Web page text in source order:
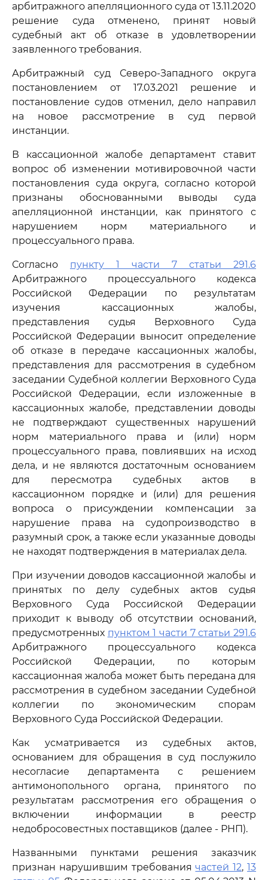
арбитражного апелляционного суда от 13.11.2020
решение суда отменено, принят новый
судебный акт об отказе в удовлетворении
заявленного требования.
Арбитражный суд Северо-Западного округа
постановлением от 17.03.2021 решение и
постановление судов отменил, дело направил
на новое рассмотрение в суд первой
инстанции.
В кассационной жалобе департамент ставит
вопрос об изменении мотивировочной части
постановления суда округа, согласно которой
признаны обоснованными выводы суда
апелляционной инстанции, как принятого с
нарушением норм материального и
процессуального права.
Согласно пункту 1 части 7 статьи 291.6
Арбитражного процессуального кодекса
Российской Федерации по результатам
изучения кассационных жалобы,
представления судья Верховного Суда
Российской Федерации выносит определение
об отказе в передаче кассационных жалобы,
представления для рассмотрения в судебном
заседании Судебной коллегии Верховного Суда
Российской Федерации, если изложенные в
кассационных жалобе, представлении доводы
не подтверждают существенных нарушений
норм материального права и (или) норм
процессуального права, повлиявших на исход
дела, и не являются достаточным основанием
для пересмотра судебных актов в
кассационном порядке и (или) для решения
вопроса о присуждении компенсации за
нарушение права на судопроизводство в
разумный срок, а также если указанные доводы
не находят подтверждения в материалах дела.
При изучении доводов кассационной жалобы и
принятых по делу судебных актов судья
Верховного Суда Российской Федерации
приходит к выводу об отсутствии оснований,
предусмотренных пунктом 1 части 7 статьи 291.6
Арбитражного процессуального кодекса
Российской Федерации, по которым
кассационная жалоба может быть передана для
рассмотрения в судебном заседании Судебной
коллегии по экономическим спорам
Верховного Суда Российской Федерации.
Как усматривается из судебных актов,
основанием для обращения в суд послужило
несогласие департамента с решением
антимонопольного органа, принятого по
результатам рассмотрения его обращения о
включении информации в реестр
недобросовестных поставщиков (далее - РНП).
Названными пунктами решения заказчик
признан нарушившим требованиячастей 12,13